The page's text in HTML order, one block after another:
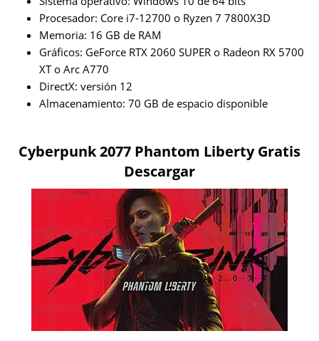
Procesador: Core i7-12700 o Ryzen 7 7800X3D
Memoria: 16 GB de RAM
Gráficos: GeForce RTX 2060 SUPER o Radeon RX 5700
XT o Arc A770
DirectX: versión 12
Almacenamiento: 70 GB de espacio disponible
Cyberpunk 2077 Phantom Liberty Gratis
Descargar